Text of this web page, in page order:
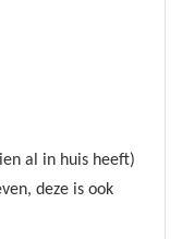
al in huis heeft)
deze is ook